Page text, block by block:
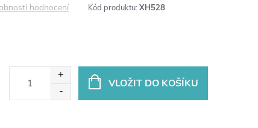
hodnocení Kód produktu: XH528
VLOŽIT DO KOŠÍKU